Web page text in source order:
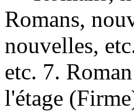
Romans,
nouvelles,
etc. 7.
l'étage